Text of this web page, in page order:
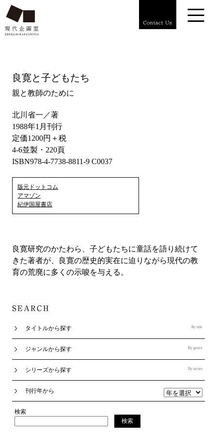
良寛と子どもたち
親と教師のために
北川省一／著
1988年1月刊行
定価1200円＋税
4-6並製・220頁
ISBN978-4-7738-8811-9 C0037
版元ドットコム
アマゾン
紀伊国屋書店
良寛研究のかたわら、子どもたちに童話を語り続けて
きた著者が、良寛の歴史的実在に迫りながら現代の教
育の荒廃に多くの示唆を与える。
タイトルから探す By title
ジャンルから探す By genre
シリーズから探す By series
刊行年から
検索